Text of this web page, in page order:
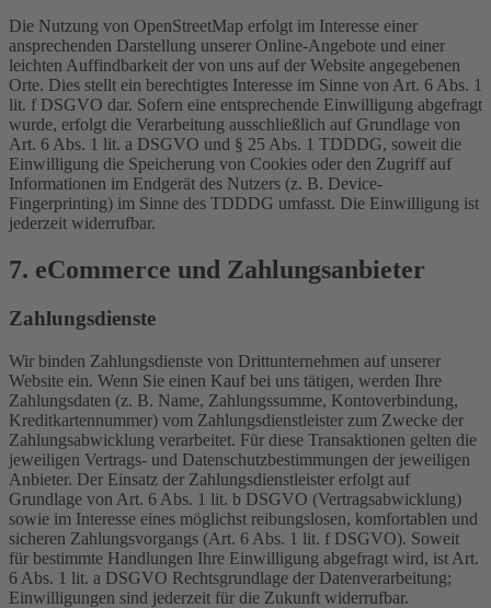
Die Nutzung von OpenStreetMap erfolgt im Interesse einer
ansprechenden Darstellung unserer Online-Angebote und einer
leichten Auffindbarkeit der von uns auf der Website angegebenen
Orte. Dies stellt ein berechtigtes Interesse im Sinne von Art. 6 Abs. 1
lit. f DSGVO dar. Sofern eine entsprechende Einwilligung abgefragt
wurde, erfolgt die Verarbeitung ausschließlich auf Grundlage von
Art. 6 Abs. 1 lit. a DSGVO und § 25 Abs. 1 TDDDG, soweit die
Einwilligung die Speicherung von Cookies oder den Zugriff auf
Informationen im Endgerät des Nutzers (z. B. Device-
Fingerprinting) im Sinne des TDDDG umfasst. Die Einwilligung ist
jederzeit widerrufbar.
7. eCommerce und Zahlungs­anbieter
Zahlungsdienste
Wir binden Zahlungsdienste von Drittunternehmen auf unserer
Website ein. Wenn Sie einen Kauf bei uns tätigen, werden Ihre
Zahlungsdaten (z. B. Name, Zahlungssumme, Kontoverbindung,
Kreditkartennummer) vom Zahlungsdienstleister zum Zwecke der
Zahlungsabwicklung verarbeitet. Für diese Transaktionen gelten die
jeweiligen Vertrags- und Datenschutzbestimmungen der jeweiligen
Anbieter. Der Einsatz der Zahlungsdienstleister erfolgt auf
Grundlage von Art. 6 Abs. 1 lit. b DSGVO (Vertragsabwicklung)
sowie im Interesse eines möglichst reibungslosen, komfortablen und
sicheren Zahlungsvorgangs (Art. 6 Abs. 1 lit. f DSGVO). Soweit
für bestimmte Handlungen Ihre Einwilligung abgefragt wird, ist Art.
6 Abs. 1 lit. a DSGVO Rechtsgrundlage der Datenverarbeitung;
Einwilligungen sind jederzeit für die Zukunft widerrufbar.